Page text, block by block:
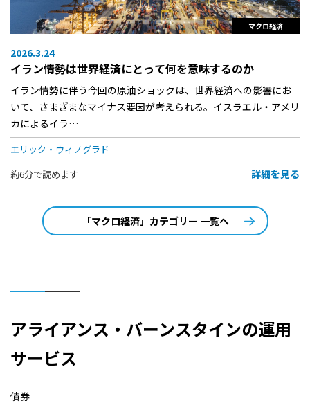
マクロ経済
2026.3.24
イラン情勢は世界経済にとって何を意味するのか
イラン情勢に伴う今回の原油ショックは、世界経済への影響にお
いて、さまざまなマイナス要因が考えられる。イスラエル・アメリ
カによるイラ…
エリック・ウィノグラド
約6分で読めます
詳細を見る
「マクロ経済」カテゴリー 一覧へ
アライアンス・バーンスタインの運用
サービス
債券